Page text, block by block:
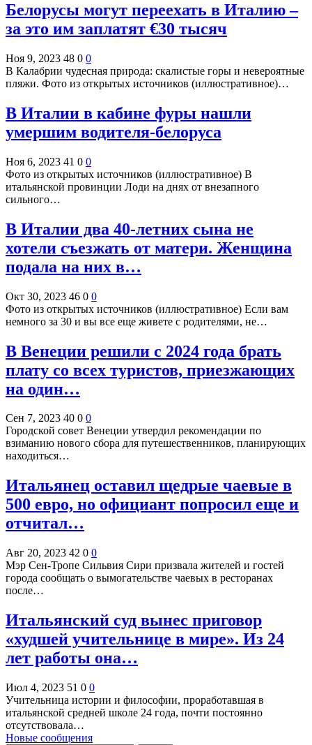
Белорусы могут переехать в Италию –
за это им заплатят €30 тысяч
Ноя 9, 2023 48 0 0
В Калабрии чудесная природа: скалистые горы и невероятные
пляжи. Фото из открытых источников (иллюстративное)…
В Италии в кабине фуры нашли
умершим водителя-белоруса
Ноя 6, 2023 41 0 0
Фото из открытых источников (иллюстративное) В
итальянской провинции Лоди на днях от внезапного
сильного…
В Италии два 40-летних сына не
хотели съезжать от матери. Женщина
подала на них в…
Окт 30, 2023 46 0 0
Фото из открытых источников (иллюстративное) Если вам
немного за 30 и вы все еще живете с родителями, не…
В Венеции решили с 2024 года брать
плату со всех туристов, приезжающих
на один…
Сен 7, 2023 40 0 0
Городской совет Венеции утвердил рекомендации по
взиманию нового сбора для путешественников, планирующих
находиться…
Итальянец оставил щедрые чаевые в
500 евро, но официант попросил еще и
отчитал…
Авг 20, 2023 42 0 0
Мэр Сен-Тропе Сильвия Сири призвала жителей и гостей
города сообщать о вымогательстве чаевых в ресторанах
после…
Итальянский суд вынес приговор
«худшей учительнице в мире». Из 24
лет работы она…
Июл 4, 2023 51 0 0
Учительница истории и философии, проработавшая в
итальянской средней школе 24 года, почти постоянно
отсутствовала…
Новые сообщения